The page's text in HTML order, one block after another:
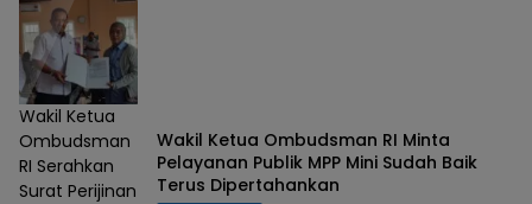
Wakil Ketua
Ombudsman
RI Serahkan
Surat Perijinan
Wakil Ketua Ombudsman RI Minta
Pelayanan Publik MPP Mini Sudah Baik
Terus Dipertahankan